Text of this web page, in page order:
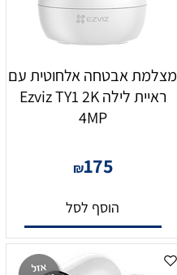
מצלמת אבטחה אלחוטית עם
ראיית לילה Ezviz TY1 2K
4MP
₪175
הוסף לסל